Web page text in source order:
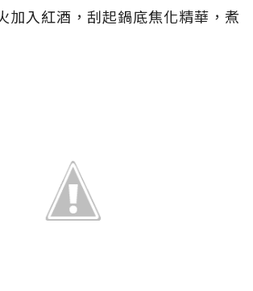
加入紅酒，刮起鍋底焦化精華，煮